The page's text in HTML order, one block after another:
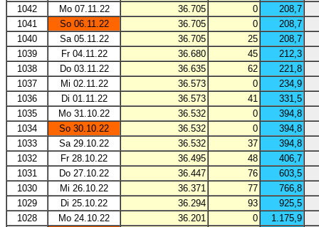
1042
Mo 07.11.22 36.705 0
208,7
1041
So 06.11.22 36.705 0
208,7
1040
Sa 05.11.22 36.705 25
208,7
1039
Fr 04.11.22 36.680 45
212,3
1038
Do 03.11.22 36.635 62
221,8
1037
Mi 02.11.22 36.573 0
234,9
1036
Di 01.11.22 36.573 41
331,5
1035
Mo 31.10.22 36.532 0
394,8
1034
So 30.10.22 36.532 0
394,8
1033
Sa 29.10.22 36.532 37
394,8
1032
Fr 28.10.22 36.495 48
406,7
1031
Do 27.10.22 36.447 76
603,5
1030
Mi 26.10.22 36.371 77
766,8
1029
Di 25.10.22 36.294 93
925,5
1028
Mo 24.10.22 36.201 0
1.175,9